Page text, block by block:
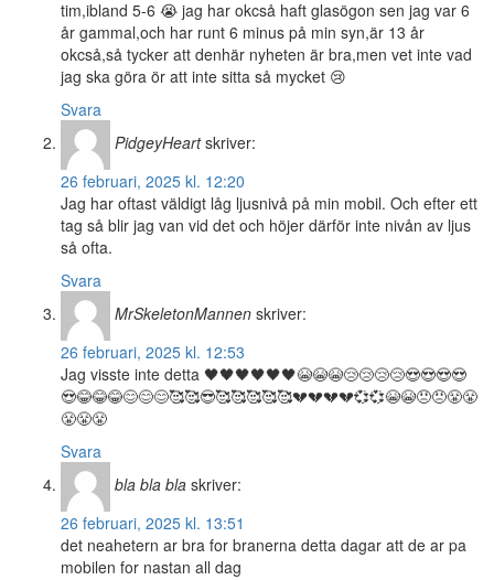
tim,ibland 5-6 😭 jag har okcså haft glasögon sen jag var 6
år gammal,och har runt 6 minus på min syn,är 13 år
okcså,så tycker att denhär nyheten är bra,men vet inte vad
jag ska göra ör att inte sitta så mycket 😢
Svara
PidgeyHeart skriver:
26 februari, 2025 kl. 12:20
Jag har oftast väldigt låg ljusnivå på min mobil. Och efter ett
tag så blir jag van vid det och höjer därför inte nivån av ljus
så ofta.
Svara
MrSkeletonMannen skriver:
26 februari, 2025 kl. 12:53
Jag visste inte detta 🖤🖤🖤🖤🖤🖤😭😭😭😢😢😢😢😍😍😍😍
😍😂😂😂😊😊😊🥰🥰😎🥰🥰🥰🥰🥰💔💔💔💔💞💞😭😭😠😠😤😤
😤😤😤
Svara
bla bla bla skriver:
26 februari, 2025 kl. 13:51
det neahetern ar bra for branerna detta dagar att de ar pa
mobilen for nastan all dag